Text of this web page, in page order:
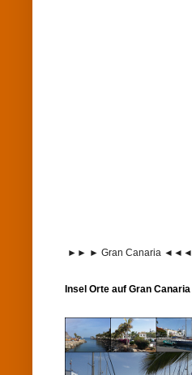
►► ► Gran Canaria ◄◄◄
Insel Orte auf Gran Canaria